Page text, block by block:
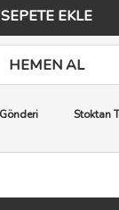
SEPETE EKLE
HEMEN AL
Stoktan